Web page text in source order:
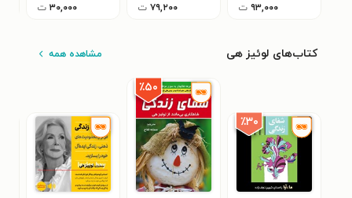
۹۳,۰۰۰ ت ۷۹,۲۰۰ ت ۳۰,۰۰۰ ت
کتاب‌های لوئیز هی مشاهده همه
٪۳۰
٪۵۰